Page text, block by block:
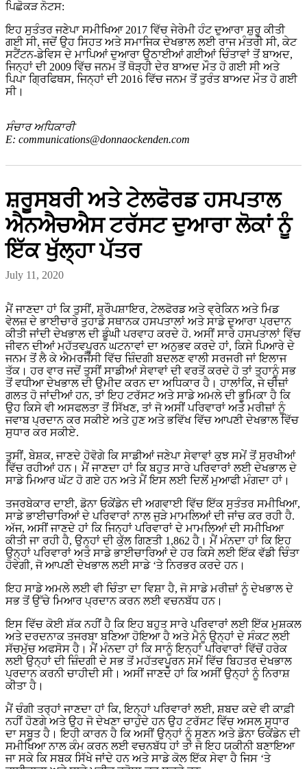
ਪਿਛੋਕੜ ਨੋਟਸ:
ਇਹ ਸੁਤੰਤਰ ਜਣੇਪਾ ਸਮੀਖਿਆ 2017 ਵਿੱਚ ਜੇਰੇਮੀ ਹੰਟ ਦੁਆਰਾ ਸ਼ੁਰੂ ਕੀਤੀ
ਗਈ ਸੀ, ਜਦੋਂ ਉਹ ਸਿਹਤ ਅਤੇ ਸਮਾਜਿਕ ਦੇਖਭਾਲ ਲਈ ਰਾਜ ਮੰਤਰੀ ਸੀ, ਕੇਟ
ਸਟੈਂਟਨ-ਡੇਵਿਸ ਦੇ ਮਾਪਿਆਂ ਦੁਆਰਾ ਉਠਾਈਆਂ ਗਈਆਂ ਚਿੰਤਾਵਾਂ ਤੋਂ ਬਾਅਦ,
ਜਿਨ੍ਹਾਂ ਦੀ 2009 ਵਿੱਚ ਜਨਮ ਤੋਂ ਥੋੜ੍ਹੀ ਦੇਰ ਬਾਅਦ ਮੌਤ ਹੋ ਗਈ ਸੀ ਅਤੇ
ਪਿਪਾ ਗ੍ਰਿਫਿਥਸ, ਜਿਨ੍ਹਾਂ ਦੀ 2016 ਵਿੱਚ ਜਨਮ ਤੋਂ ਤੁਰੰਤ ਬਾਅਦ ਮੌਤ ਹੋ ਗਈ
ਸੀ।
ਸੰਚਾਰ ਅਧਿਕਾਰੀ
E: communications@donnaockenden.com
ਸ਼ਰੂਸਬਰੀ ਅਤੇ ਟੇਲਫੋਰਡ ਹਸਪਤਾਲ
ਐਨਐਚਐਸ ਟਰੱਸਟ ਦੁਆਰਾ ਲੋਕਾਂ ਨੂੰ
ਇੱਕ ਖੁੱਲ੍ਹਾ ਪੱਤਰ
July 11, 2020
ਮੈਂ ਜਾਣਦਾ ਹਾਂ ਕਿ ਤੁਸੀਂ, ਸ਼੍ਰੌਪਸ਼ਾਇਰ, ਟੇਲਫੋਰਡ ਅਤੇ ਵ੍ਰੇਕਿਨ ਅਤੇ ਮਿਡ
ਵੇਲਜ਼ ਦੇ ਭਾਈਚਾਰੇ ਤੁਹਾਡੇ ਸਥਾਨਕ ਹਸਪਤਾਲਾਂ ਅਤੇ ਸਾਡੇ ਦੁਆਰਾ ਪ੍ਰਦਾਨ
ਕੀਤੀ ਜਾਂਦੀ ਦੇਖਭਾਲ ਦੀ ਡੂੰਘੀ ਪਰਵਾਹ ਕਰਦੇ ਹੋ. ਅਸੀਂ ਸਾਰੇ ਹਸਪਤਾਲਾਂ ਵਿੱਚ
ਜੀਵਨ ਦੀਆਂ ਮਹੱਤਵਪੂਰਨ ਘਟਨਾਵਾਂ ਦਾ ਅਨੁਭਵ ਕਰਦੇ ਹਾਂ, ਕਿਸੇ ਪਿਆਰੇ ਦੇ
ਜਨਮ ਤੋਂ ਲੈ ਕੇ ਐਮਰਜੈਂਸੀ ਵਿੱਚ ਜ਼ਿੰਦਗੀ ਬਦਲਣ ਵਾਲੀ ਸਰਜਰੀ ਜਾਂ ਇਲਾਜ
ਤੱਕ। ਹਰ ਵਾਰ ਜਦੋਂ ਤੁਸੀਂ ਸਾਡੀਆਂ ਸੇਵਾਵਾਂ ਦੀ ਵਰਤੋਂ ਕਰਦੇ ਹੋ ਤਾਂ ਤੁਹਾਨੂੰ ਸਭ
ਤੋਂ ਵਧੀਆ ਦੇਖਭਾਲ ਦੀ ਉਮੀਦ ਕਰਨ ਦਾ ਅਧਿਕਾਰ ਹੈ। ਹਾਲਾਂਕਿ, ਜੇ ਚੀਜ਼ਾਂ
ਗਲਤ ਹੋ ਜਾਂਦੀਆਂ ਹਨ, ਤਾਂ ਇਹ ਟਰੱਸਟ ਅਤੇ ਸਾਡੇ ਅਮਲੇ ਦੀ ਭੂਮਿਕਾ ਹੈ ਕਿ
ਉਹ ਕਿਸੇ ਵੀ ਅਸਫਲਤਾ ਤੋਂ ਸਿੱਖਣ, ਤਾਂ ਜੋ ਅਸੀਂ ਪਰਿਵਾਰਾਂ ਅਤੇ ਮਰੀਜ਼ਾਂ ਨੂੰ
ਜਵਾਬ ਪ੍ਰਦਾਨ ਕਰ ਸਕੀਏ ਅਤੇ ਹੁਣ ਅਤੇ ਭਵਿੱਖ ਵਿੱਚ ਆਪਣੀ ਦੇਖਭਾਲ ਵਿੱਚ
ਸੁਧਾਰ ਕਰ ਸਕੀਏ.
ਤੁਸੀਂ, ਬੇਸ਼ਕ, ਜਾਣਦੇ ਹੋਵੋਗੇ ਕਿ ਸਾਡੀਆਂ ਜਣੇਪਾ ਸੇਵਾਵਾਂ ਕੁਝ ਸਮੇਂ ਤੋਂ ਸੁਰਖੀਆਂ
ਵਿੱਚ ਰਹੀਆਂ ਹਨ। ਮੈਂ ਜਾਣਦਾ ਹਾਂ ਕਿ ਬਹੁਤ ਸਾਰੇ ਪਰਿਵਾਰਾਂ ਲਈ ਦੇਖਭਾਲ ਦੇ
ਸਾਡੇ ਮਿਆਰ ਘੱਟ ਹੋ ਗਏ ਹਨ ਅਤੇ ਮੈਂ ਇਸ ਲਈ ਦਿਲੋਂ ਮੁਆਫੀ ਮੰਗਦਾ ਹਾਂ।
ਤਜਰਬੇਕਾਰ ਦਾਈ, ਡੋਨਾ ਓਕੇਂਡੇਨ ਦੀ ਅਗਵਾਈ ਵਿੱਚ ਇੱਕ ਸੁਤੰਤਰ ਸਮੀਖਿਆ,
ਸਾਡੇ ਭਾਈਚਾਰਿਆਂ ਦੇ ਪਰਿਵਾਰਾਂ ਨਾਲ ਜੁੜੇ ਮਾਮਲਿਆਂ ਦੀ ਜਾਂਚ ਕਰ ਰਹੀ ਹੈ.
ਅੱਜ, ਅਸੀਂ ਜਾਣਦੇ ਹਾਂ ਕਿ ਜਿਨ੍ਹਾਂ ਪਰਿਵਾਰਾਂ ਦੇ ਮਾਮਲਿਆਂ ਦੀ ਸਮੀਖਿਆ
ਕੀਤੀ ਜਾ ਰਹੀ ਹੈ, ਉਨ੍ਹਾਂ ਦੀ ਕੁੱਲ ਗਿਣਤੀ 1,862 ਹੈ। ਮੈਂ ਮੰਨਦਾ ਹਾਂ ਕਿ ਇਹ
ਉਨ੍ਹਾਂ ਪਰਿਵਾਰਾਂ ਅਤੇ ਸਾਡੇ ਭਾਈਚਾਰਿਆਂ ਦੇ ਹਰ ਕਿਸੇ ਲਈ ਇੱਕ ਵੱਡੀ ਚਿੰਤਾ
ਹੋਵੇਗੀ, ਜੋ ਆਪਣੀ ਦੇਖਭਾਲ ਲਈ ਸਾਡੇ ‘ਤੇ ਨਿਰਭਰ ਕਰਦੇ ਹਨ।
ਇਹ ਸਾਡੇ ਅਮਲੇ ਲਈ ਵੀ ਚਿੰਤਾ ਦਾ ਵਿਸ਼ਾ ਹੈ, ਜੋ ਸਾਡੇ ਮਰੀਜ਼ਾਂ ਨੂੰ ਦੇਖਭਾਲ ਦੇ
ਸਭ ਤੋਂ ਉੱਚੇ ਮਿਆਰ ਪ੍ਰਦਾਨ ਕਰਨ ਲਈ ਵਚਨਬੱਧ ਹਨ।
ਇਸ ਵਿੱਚ ਕੋਈ ਸ਼ੱਕ ਨਹੀਂ ਹੈ ਕਿ ਇਹ ਬਹੁਤ ਸਾਰੇ ਪਰਿਵਾਰਾਂ ਲਈ ਇੱਕ ਮੁਸ਼ਕਲ
ਅਤੇ ਦਰਦਨਾਕ ਤਜਰਬਾ ਬਣਿਆ ਹੋਇਆ ਹੈ ਅਤੇ ਮੈਨੂੰ ਉਨ੍ਹਾਂ ਦੇ ਸੰਕਟ ਲਈ
ਸੱਚਮੁੱਚ ਅਫਸੋਸ ਹੈ। ਮੈਂ ਮੰਨਦਾ ਹਾਂ ਕਿ ਸਾਨੂੰ ਇਨ੍ਹਾਂ ਪਰਿਵਾਰਾਂ ਵਿੱਚੋਂ ਹਰੇਕ
ਲਈ ਉਨ੍ਹਾਂ ਦੀ ਜ਼ਿੰਦਗੀ ਦੇ ਸਭ ਤੋਂ ਮਹੱਤਵਪੂਰਨ ਸਮੇਂ ਵਿੱਚ ਬਿਹਤਰ ਦੇਖਭਾਲ
ਪ੍ਰਦਾਨ ਕਰਨੀ ਚਾਹੀਦੀ ਸੀ। ਅਸੀਂ ਜਾਣਦੇ ਹਾਂ ਕਿ ਅਸੀਂ ਉਨ੍ਹਾਂ ਨੂੰ ਨਿਰਾਸ਼
ਕੀਤਾ ਹੈ।
ਮੈਂ ਚੰਗੀ ਤਰ੍ਹਾਂ ਜਾਣਦਾ ਹਾਂ ਕਿ, ਇਨ੍ਹਾਂ ਪਰਿਵਾਰਾਂ ਲਈ, ਸ਼ਬਦ ਕਦੇ ਵੀ ਕਾਫ਼ੀ
ਨਹੀਂ ਹੋਣਗੇ ਅਤੇ ਉਹ ਜੋ ਦੇਖਣਾ ਚਾਹੁੰਦੇ ਹਨ ਉਹ ਟਰੱਸਟ ਵਿੱਚ ਅਸਲ ਸੁਧਾਰ
ਦਾ ਸਬੂਤ ਹੈ। ਇਹੀ ਕਾਰਨ ਹੈ ਕਿ ਅਸੀਂ ਉਨ੍ਹਾਂ ਨੂੰ ਸੁਣਨ ਅਤੇ ਡੋਨਾ ਓਕੇਂਡੇਨ ਦੀ
ਸਮੀਖਿਆ ਨਾਲ ਕੰਮ ਕਰਨ ਲਈ ਵਚਨਬੱਧ ਹਾਂ ਤਾਂ ਜੋ ਇਹ ਯਕੀਨੀ ਬਣਾਇਆ
ਜਾ ਸਕੇ ਕਿ ਸਬਕ ਸਿੱਖੇ ਜਾਂਦੇ ਹਨ ਅਤੇ ਸਾਡੇ ਕੋਲ ਇੱਕ ਸੇਵਾ ਹੈ ਜਿਸ ‘ਤੇ